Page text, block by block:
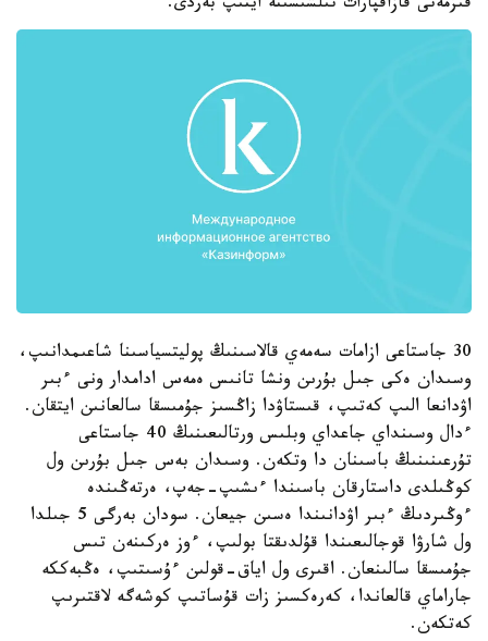
30 جاستاعى ازامات سەمەي قالاسىنىڭ پوليتسياسىنا شاعىمدانىپ،
وسىدان ەكى جىل بۇرىن ونشا تانىس ەمەس ادامدار ونى ءبىر
اۋدانعا الىپ كەتىپ، قىستاۋدا زاڭسىز جۇمىسقا سالعانىن ايتقان.
ءدال وسىنداي جاعداي وبلىس ورتالىعىنىڭ 40 جاستاعى
تۇرعىنىنىڭ باسىنان دا وتكەن. وسىدان بەس جىل بۇرىن ول
كوڭىلدى داستارقان باسىندا ءىشىپ-جەپ، ەرتەڭىندە
ءوڭىردىڭ ءبىر اۋدانىندا ەسىن جيعان. سودان بەرگى 5 جىلدا
ول شارۋا قوجالىعىندا قۇلدىقتا بولىپ، ءوز ەركىنەن تىس
جۇمىسقا سالىنعان. اقىرى ول اياق-قولىن ءۇسىتىپ، ەڭبەككە
جاراماي قالعاندا، كەرەكسىز زات قۇساتىپ كوشەگە لاقتىرىپ
كەتكەن.